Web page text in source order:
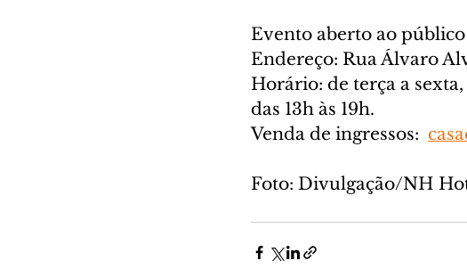
Evento aberto ao
Endereço: Rua Álvaro
Horário: de terça a sexta,
das 13h às 19h.
Venda de ingressos:
Foto: Divulgação/NH